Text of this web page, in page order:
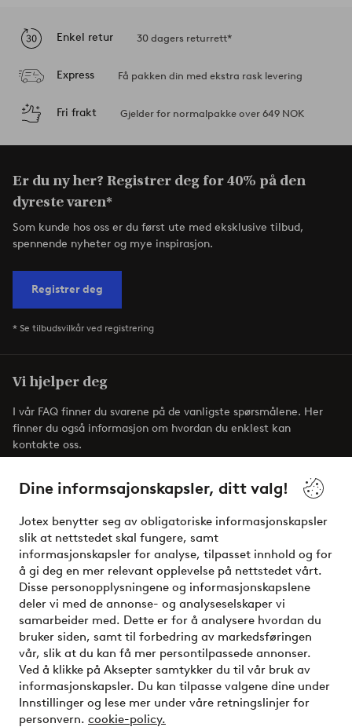
Dine informsajonskapsler, ditt valg!
Jotex benytter seg av obligatoriske informasjonskapsler
slik at nettstedet skal fungere, samt
informasjonskapsler for analyse, tilpasset innhold og for
å gi deg en mer relevant opplevelse på nettstedet vårt.
Disse personopplysningene og informasjonskapslene
deler vi med de annonse- og analyseselskaper vi
samarbeider med. Dette er for å analysere hvordan du
bruker siden, samt til forbedring av markedsføringen
vår, slik at du kan få mer persontilpassede annonser.
Ved å klikke på Aksepter samtykker du til vår bruk av
informasjonskapsler. Du kan tilpasse valgene dine under
Innstillinger og lese mer under våre retningslinjer for
personvern. cookie-policy.
Enkel retur 30 dagers returrett*
Express Få pakken din med ekstra rask levering
Fri frakt Gjelder for normalpakke over 649 NOK
Er du ny her? Registrer deg for 40% på den
dyreste varen*
Som kunde hos oss er du først ute med eksklusive tilbud,
spennende nyheter og mye inspirasjon.
Registrer deg
* Se tilbudsvilkår ved registrering
Vi hjelper deg
I vår FAQ finner du svarene på de vanligste spørsmålene. Her
finner du også informasjon om hvordan du enklest kan
kontakte oss.
Kundeservice Bestilling Betalingsmåte
Mine sider
Om Jotex
Våre tjenester
Vilkår